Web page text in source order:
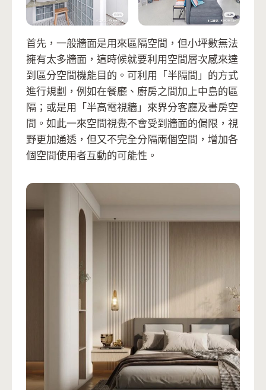
首先，一般牆面是用來區隔空間，但小坪數無法
擁有太多牆面，這時候就要利用空間層次感來達
到區分空間機能目的。可利用「半隔間」的方式
進行規劃，例如在餐廳、廚房之間加上中島的區
隔；或是用「半高電視牆」來界分客廳及書房空
間。如此一來空間視覺不會受到牆面的侷限，視
野更加通透，但又不完全分隔兩個空間，增加各
個空間使用者互動的可能性。